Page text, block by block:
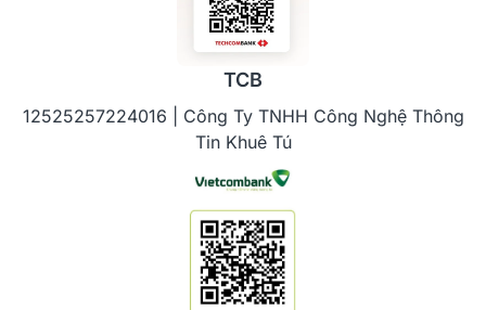
TCB
12525257224016 | Công Ty TNHH Công Nghệ Thông
Tin Khuê Tú